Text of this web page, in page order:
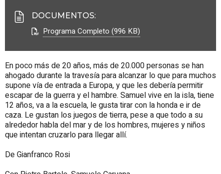
DOCUMENTOS:
Programa Completo (996 KB)
En poco más de 20 años, más de 20.000 personas se han
ahogado durante la travesía para alcanzar lo que para muchos
supone vía de entrada a Europa, y que les debería permitir
escapar de la guerra y el hambre. Samuel vive en la isla, tiene
12 años, va a la escuela, le gusta tirar con la honda e ir de
caza. Le gustan los juegos de tierra, pese a que todo a su
alrededor habla del mar y de los hombres, mujeres y niños
que intentan cruzarlo para llegar allí.
De Gianfranco Rosi